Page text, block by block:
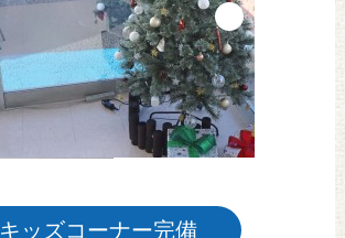
キッズコーナー完備